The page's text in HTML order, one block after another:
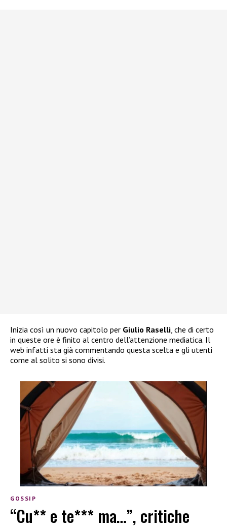
Inizia così un nuovo capitolo per Giulio Raselli , che di certo
in queste ore è finito al centro dell’attenzione mediatica. Il
web infatti sta già commentando questa scelta e gli utenti
come al solito si sono divisi.
GOSSIP
“Cu** e te*** ma…”, critiche